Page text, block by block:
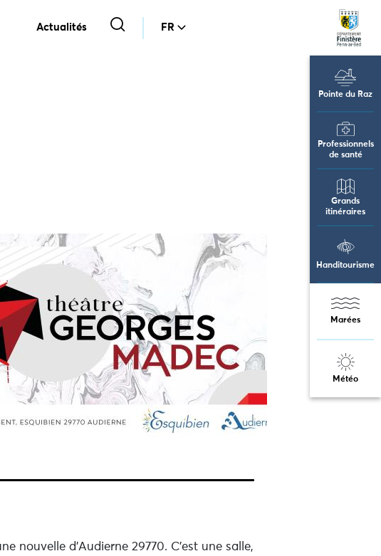
Actualités FR
Pointe du Raz
Professionnels
de santé
Grands
itinéraires
Handitourisme
Marées
Météo
nouvelle d'Audierne 29770. C'est une salle,